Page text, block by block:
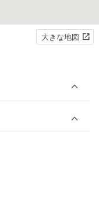
大きな地図